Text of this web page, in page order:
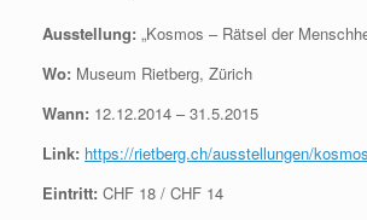
Ausstellung: „Kosmos – Rätsel der
Wo: Museum Rietberg, Zürich
Wann: 12.12.2014 – 31.5.2015
Link: https://rietberg.ch/ausstellungen/
Eintritt: CHF 18 / CHF 14